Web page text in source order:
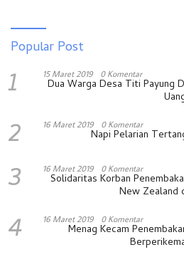
Popular Post
1 15 Maret 2019 0 Komentar
Dua Warga Desa Titi Payung
2 16 Maret 2019 0 Komentar
Napi Pelarian
3 16 Maret 2019 0 Komentar
Solidaritas Korban
New Zealand
4 16 Maret 2019 0 Komentar
Menag Kecam